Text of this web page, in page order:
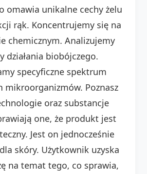
omawia unikalne cechy żelu
rąk. Koncentrujemy się na
chemicznym. Analizujemy
działania biobójczego.
specyficzne spektrum
mikroorganizmów. Poznasz
oraz substancje
one, że produkt jest
Jest on jednocześnie
skóry. Użytkownik uzyska
na temat tego, co sprawia,